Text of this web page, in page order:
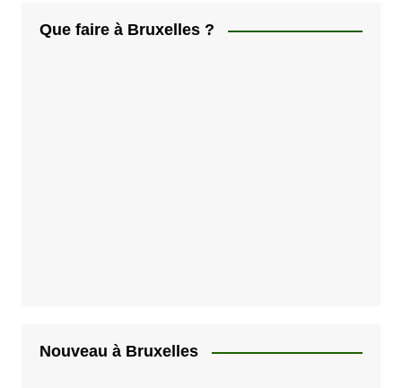
Que faire à Bruxelles ?
Nouveau à Bruxelles